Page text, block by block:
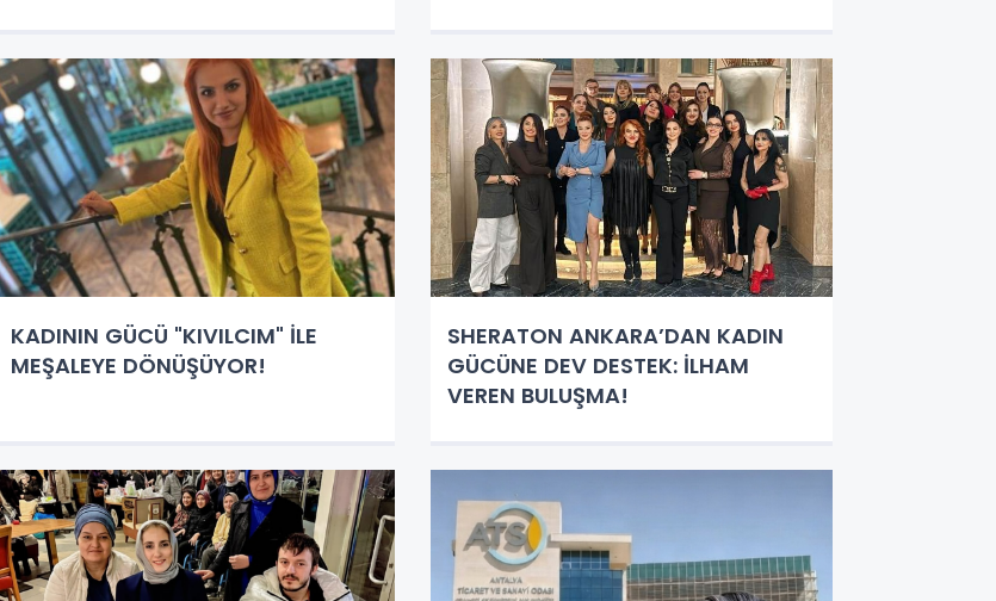
KADININ GÜCÜ "KIVILCIM" İLE
MEŞALEYE DÖNÜŞÜYOR!
SHERATON ANKARA’DAN KADIN
GÜCÜNE DEV DESTEK: İLHAM
VEREN BULUŞMA!